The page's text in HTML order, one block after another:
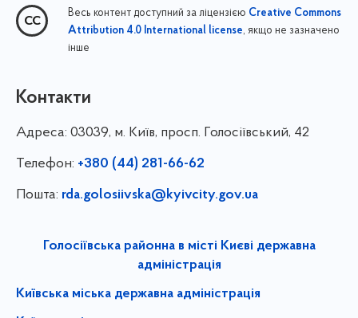
Весь контент доступний за ліцензією Creative Commons
Attribution 4.0 International license, якщо не зазначено
інше
Контакти
Адреса: 03039, м. Київ, просп. Голосіївський, 42
Телефон: +380 (44) 281-66-62
Пошта: rda.golosiivska@kyivcity.gov.ua
Голосіївська районна в місті Києві державна
адміністрація
Київська міська державна адміністрація